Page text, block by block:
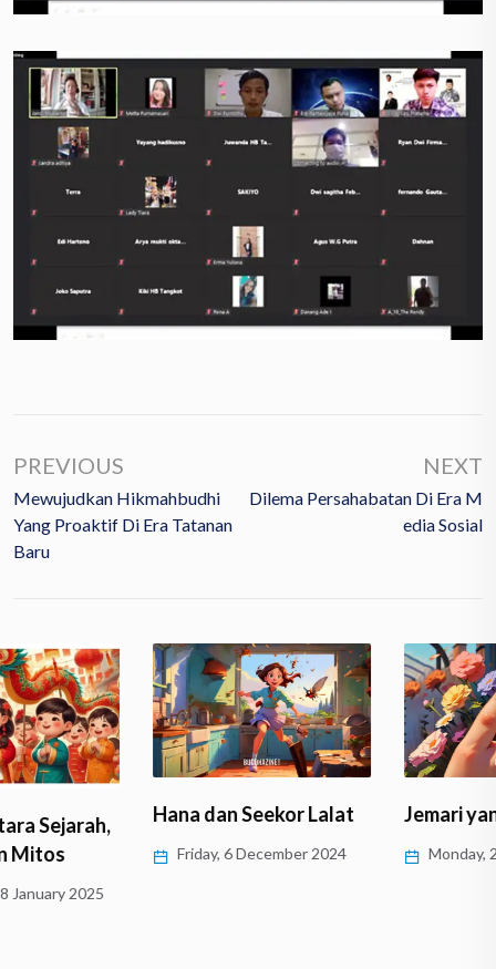
PREVIOUS
Mewujudkan Hikmahbudhi
Yang Proaktif Di Era Tatanan
Baru
NEXT
Dilema Persahabatan Di Era M
Edia Sosial
Hana dan Seekor Lalat
Friday, 6 December 2024
Jemari yang Mekar
Monday, 28 October 2024